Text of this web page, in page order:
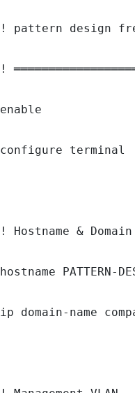
! pattern design
!
enable
configure terminal
! Hostname & Domain
hostname PATTERN-
ip domain-name